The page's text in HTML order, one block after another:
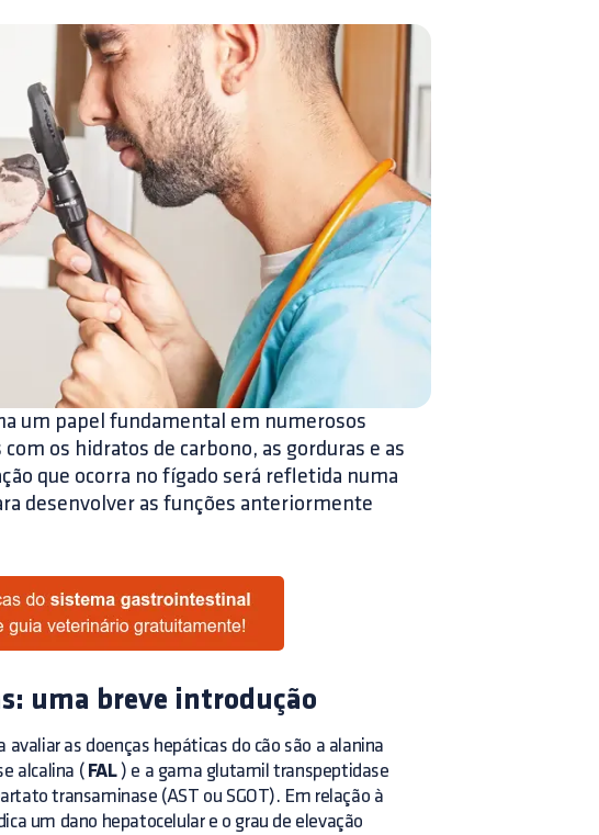
um papel fundamental em numerosos
os hidratos de carbono, as gorduras e as
que ocorra no fígado será refletida numa
desenvolver as funções anteriormente
uma breve introdução
avaliar as doenças hepáticas do cão são a alanina
alcalina ( FAL) e a gama glutamil transpeptidase
transaminase (AST ou SGOT). Em relação à
um dano hepatocelular e o grau de elevação